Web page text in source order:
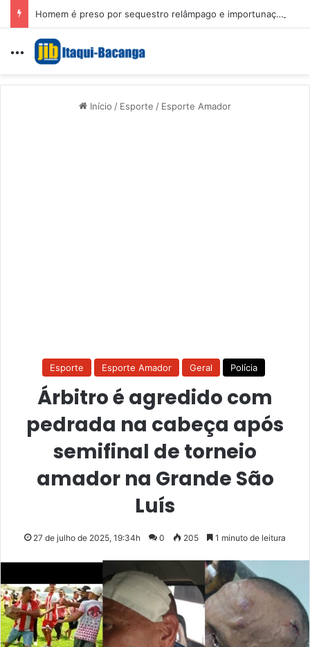
Homem é preso por sequestro relâmpago e importunação sexual em São Luís
Menu
Início / Esporte / Esporte Amador
Esporte Esporte Amador Geral Polícia
Árbitro é agredido com
pedrada na cabeça após
semifinal de torneio
amador na Grande São
Luís
27 de julho de 2025, 19:34h 0 205 1 minuto de leitura